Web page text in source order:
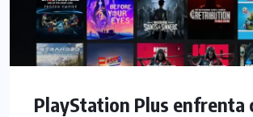
PlayStation Plus enfrenta